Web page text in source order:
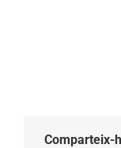
Comparteix-